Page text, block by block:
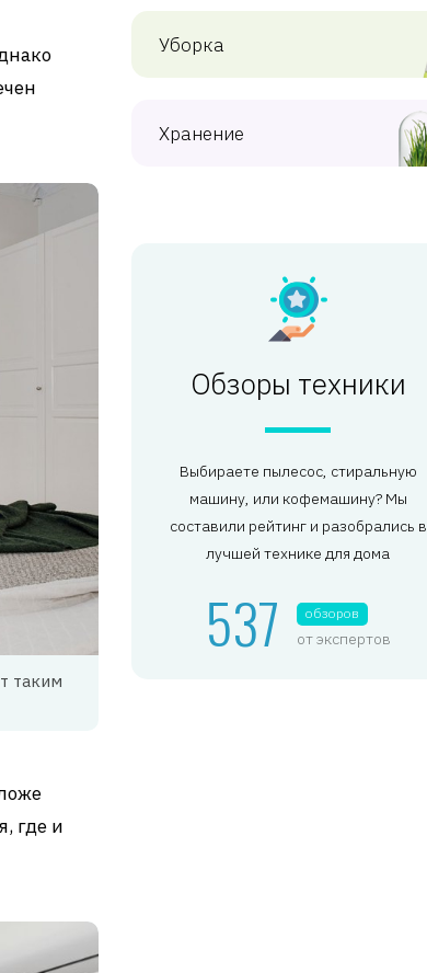
таким
где и
Уборка
Хранение
Обзоры техники
Выбираете пылесос, стиральную
машину, или кофемашину? Мы
составили рейтинг и разобрались в
лучшей технике для дома
537 обзоров
от экспертов